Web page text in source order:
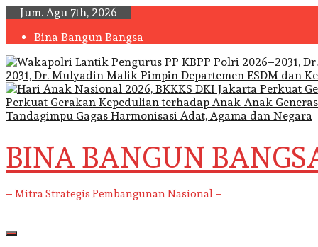
Skip
content
Jum. Agu 7th, 2026
Bina Bangun Bangsa
2031, Dr. Mulyadin Malik Pimpin Departemen ESDM dan
Perkuat Gerakan Kepedulian terhadap Anak-Anak
Tandagimpu Gagas Harmonisasi Adat, Agama dan Negara
BINA BANGUN
– Mitra Strategis Pembangunan Nasional –
Primary